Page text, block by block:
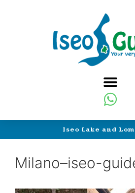
Iseo Lake and
Milano–iseo-